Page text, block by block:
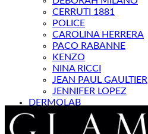
CERRUTI 1881
POLICE
CAROLINA HERRERA
PACO RABANNE
KENZO
NINA RICCI
JEAN PAUL GAULTIER
JENNIFER LOPEZ
DERMOLAB
МАГАЗИН